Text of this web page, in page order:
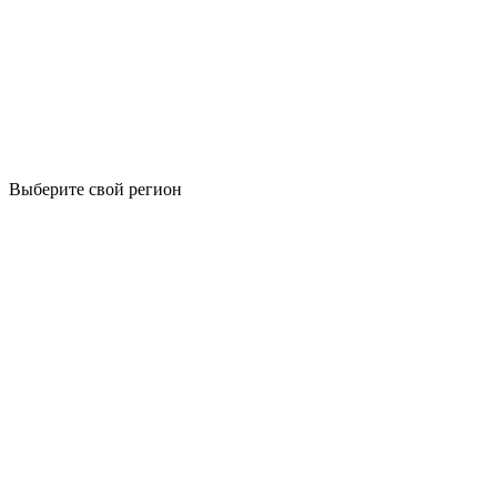
Выберите свой регион